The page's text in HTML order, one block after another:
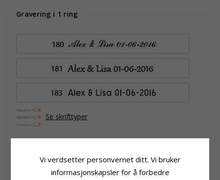
Gravering i 1 ring
Se skrifttyper
175,-
Vi verdsetter personvernet ditt. Vi bruker
informasjonskapsler for å forbedre